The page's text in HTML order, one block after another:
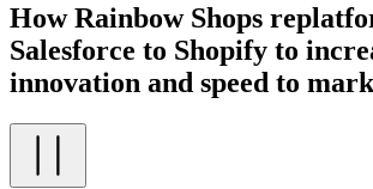
How Rainbow Shops
Salesforce to Shopify to
innovation and speed to